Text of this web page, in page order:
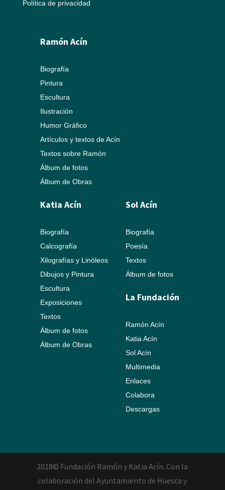
Política de privacidad
Ramón Acín
Biografía
Pintura
Escultura
Ilustración
Humor Gráfico
Artículos y textos de Acín
Textos sobre Ramón
Álbum de fotos
Álbum de Obras
Katia Acín
Biografía
Calcografía
Xilografías y Linóleos
Dibujos y Pintura
Escultura
Exposiciones
Textos
Álbum de fotos
Álbum de Obras
Sol Acín
Biografía
Poesía
Textos
Álbum de fotos
La Fundación
Ramón Acín
Katia Acín
Sol Acín
Multimedia
Enlaces
Colabora
Descargas
2018© Fundación Ramón y Katia Acín. Con la
colaboración del Ayuntamiento de Huesca y